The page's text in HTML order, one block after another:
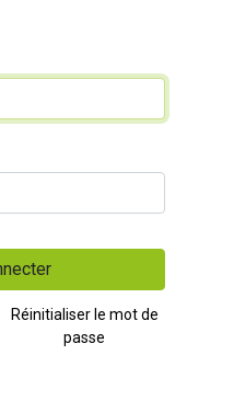
Réinitialiser le mot de
passe